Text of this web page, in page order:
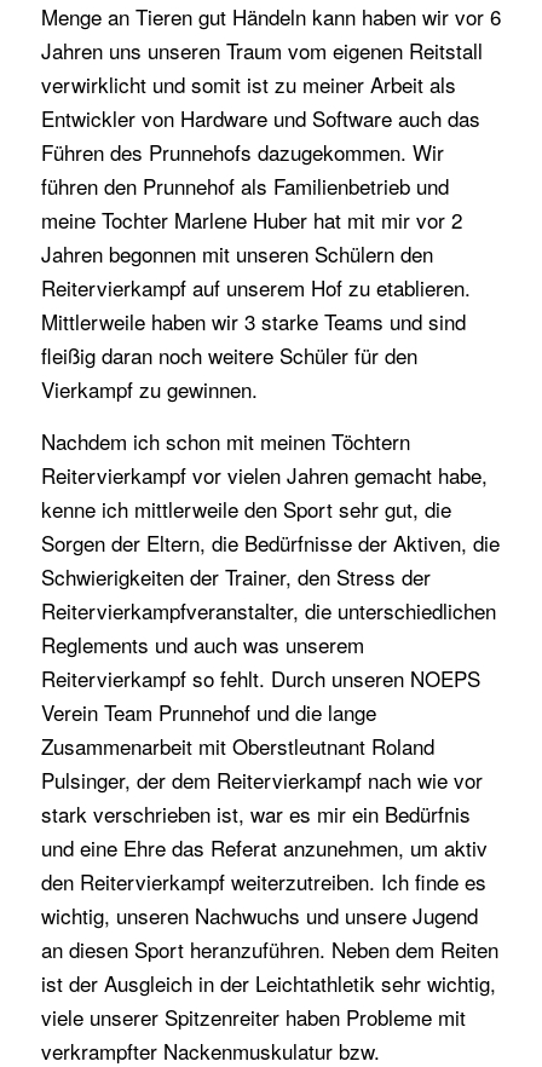
Menge an Tieren gut Händeln kann haben wir vor 6
Jahren uns unseren Traum vom eigenen Reitstall
verwirklicht und somit ist zu meiner Arbeit als
Entwickler von Hardware und Software auch das
Führen des Prunnehofs dazugekommen. Wir
führen den Prunnehof als Familienbetrieb und
meine Tochter Marlene Huber hat mit mir vor 2
Jahren begonnen mit unseren Schülern den
Reitervierkampf auf unserem Hof zu etablieren.
Mittlerweile haben wir 3 starke Teams und sind
fleißig daran noch weitere Schüler für den
Vierkampf zu gewinnen.
Nachdem ich schon mit meinen Töchtern
Reitervierkampf vor vielen Jahren gemacht habe,
kenne ich mittlerweile den Sport sehr gut, die
Sorgen der Eltern, die Bedürfnisse der Aktiven, die
Schwierigkeiten der Trainer, den Stress der
Reitervierkampfveranstalter, die unterschiedlichen
Reglements und auch was unserem
Reitervierkampf so fehlt. Durch unseren NOEPS
Verein Team Prunnehof und die lange
Zusammenarbeit mit Oberstleutnant Roland
Pulsinger, der dem Reitervierkampf nach wie vor
stark verschrieben ist, war es mir ein Bedürfnis
und eine Ehre das Referat anzunehmen, um aktiv
den Reitervierkampf weiterzutreiben. Ich finde es
wichtig, unseren Nachwuchs und unsere Jugend
an diesen Sport heranzuführen. Neben dem Reiten
ist der Ausgleich in der Leichtathletik sehr wichtig,
viele unserer Spitzenreiter haben Probleme mit
verkrampfter Nackenmuskulatur bzw.